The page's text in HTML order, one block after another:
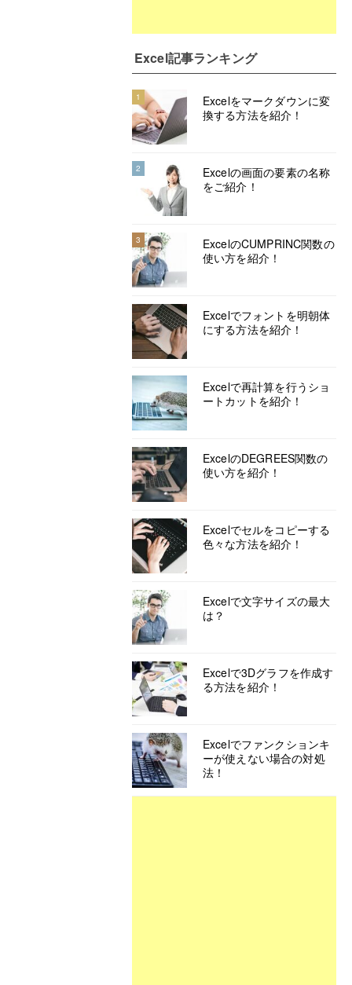
Excel記事ランキング
1
Excelをマークダウンに変
換する方法を紹介！
2
Excelの画面の要素の名称
をご紹介！
3
ExcelのCUMPRINC関数の
使い方を紹介！
Excelでフォントを明朝体
にする方法を紹介！
Excelで再計算を行うショ
ートカットを紹介！
ExcelのDEGREES関数の
使い方を紹介！
Excelでセルをコピーする
色々な方法を紹介！
Excelで文字サイズの最大
は？
Excelで3Dグラフを作成す
る方法を紹介！
Excelでファンクションキ
ーが使えない場合の対処
法！